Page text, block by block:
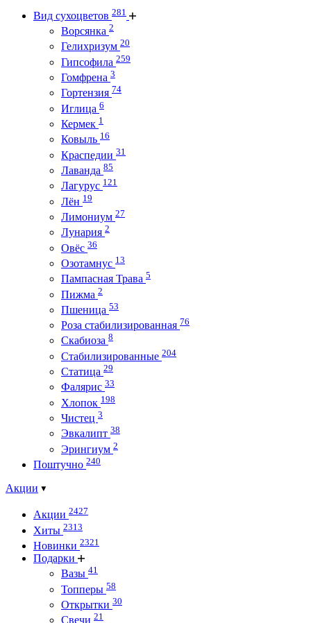
Вид сухоцветов 281
Ворсянка 2
Гелихризум 20
Гипсофила 259
Гомфрена 3
Гортензия 74
Иглица 6
Кермек 1
Ковыль 16
Краспедии 31
Лаванда 85
Лагурус 121
Лён 19
Лимониум 27
Лунария 2
Овёс 36
Озотамнус 13
Пампасная Трава 5
Пижма 2
Пшеница 53
Роза стабилизированная 76
Скабиоза 8
Стабилизированные 204
Статица 29
Фалярис 33
Хлопок 198
Чистец 3
Эвкалипт 38
Эрингиум 2
Поштучно 240
Акции
Акции 2427
Хиты 2313
Новинки 2321
Подарки
Вазы 41
Топперы 58
Открытки 30
Свечи 21